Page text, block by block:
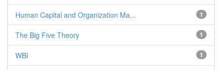
1
Human Capital and Organization Ma...
1
The Big Five Theory
1
WBI